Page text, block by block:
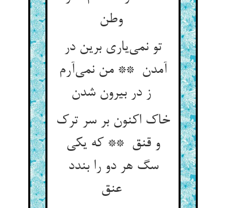
وطن
تو نمی‌یاری برین در
آمدن ** من نمی‌آرم
خاک اکنون بر سر ترک
و قنق ** که یکی
سگ هر دو را بندد
عنق